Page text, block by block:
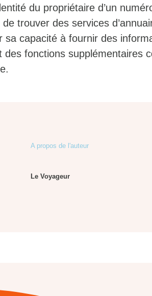
du propriétaire d’un
trouver des services
sa capacité à fournir des
des fonctions supplémentaires
A propos de l'auteur
Le Voyageur